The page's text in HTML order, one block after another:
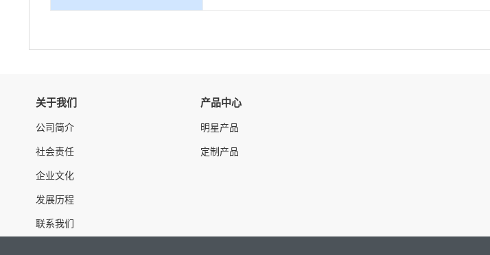
关于我们
公司简介
社会责任
企业文化
发展历程
联系我们
产品中心
明星产品
定制产品